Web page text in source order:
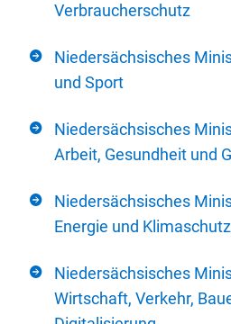
Verbraucherschutz
Niedersächsisches
und Sport
Niedersächsisches
Arbeit, Gesundheit und
Niedersächsisches
Energie und Klimaschutz
Niedersächsisches
Wirtschaft, Verkehr,